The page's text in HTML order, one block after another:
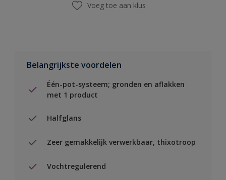
Voeg toe aan klus
Belangrijkste voordelen
Één-pot-systeem; gronden en aflakken
met 1 product
Halfglans
Zeer gemakkelijk verwerkbaar, thixotroop
Vochtregulerend